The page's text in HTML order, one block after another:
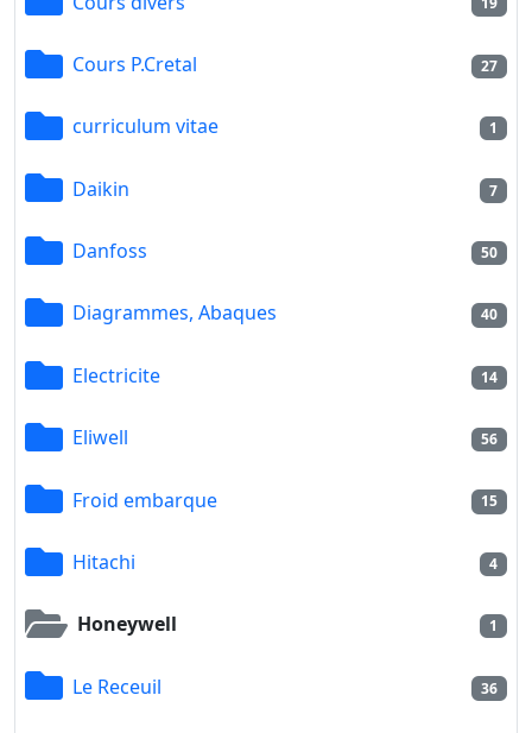
Cours P.Cretal 27
curriculum vitae 1
Daikin 7
Danfoss 50
Diagrammes, Abaques 40
Electricite 14
Eliwell 56
Froid embarque 15
Hitachi 4
Honeywell 1
Le Receuil 36